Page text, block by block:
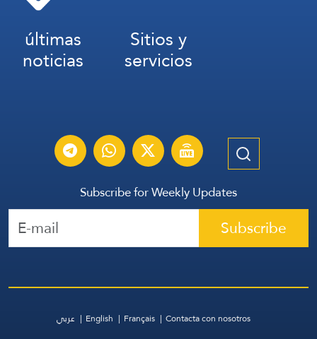
últimas
noticias
Sitios y
servicios
Subscribe for Weekly Updates
Subscribe
عربي English Français Contacta con nosotros